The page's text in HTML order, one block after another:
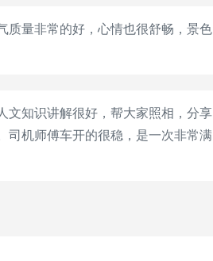
质量非常的好，心情也很舒畅，景色
文知识讲解很好，帮大家照相，分享
司机师傅车开的很稳，是一次非常满